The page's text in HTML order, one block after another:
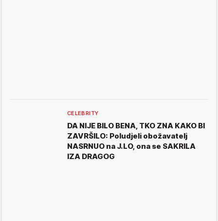
CELEBRITY
DA NIJE BILO BENA, TKO ZNA KAKO BI
ZAVRŠILO: Poludjeli obožavatelj
NASRNUO na J.LO, ona se SAKRILA
IZA DRAGOG